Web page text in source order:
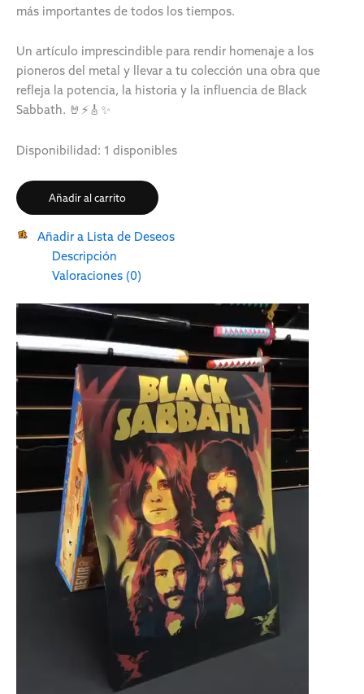
más importantes de todos los tiempos.
Un artículo imprescindible para rendir homenaje a los
pioneros del metal y llevar a tu colección una obra que
refleja la potencia, la historia y la influencia de Black
Sabbath. 🤘⚡🎸✨
Disponibilidad: 1 disponibles
Añadir al carrito
Añadir a Lista de Deseos
Descripción
Valoraciones (0)